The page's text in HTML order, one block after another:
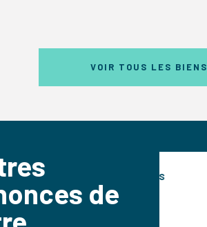
VOIR TOUS LES BIENS
de
COMMERCES
21m²